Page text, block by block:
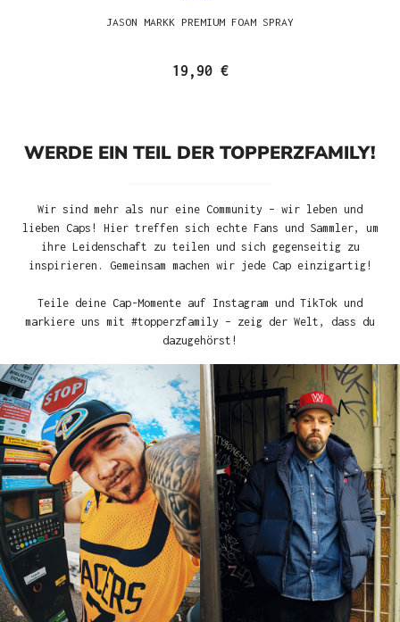
JASON MARKK PREMIUM FOAM SPRAY
19,90 €
WERDE EIN TEIL DER TOPPERZFAMILY!
Wir sind mehr als nur eine Community – wir leben und
lieben Caps! Hier treffen sich echte Fans und Sammler, um
ihre Leidenschaft zu teilen und sich gegenseitig zu
inspirieren. Gemeinsam machen wir jede Cap einzigartig!
Teile deine Cap-Momente auf Instagram und TikTok und
markiere uns mit #topperzfamily – zeig der Welt, dass du
dazugehörst!